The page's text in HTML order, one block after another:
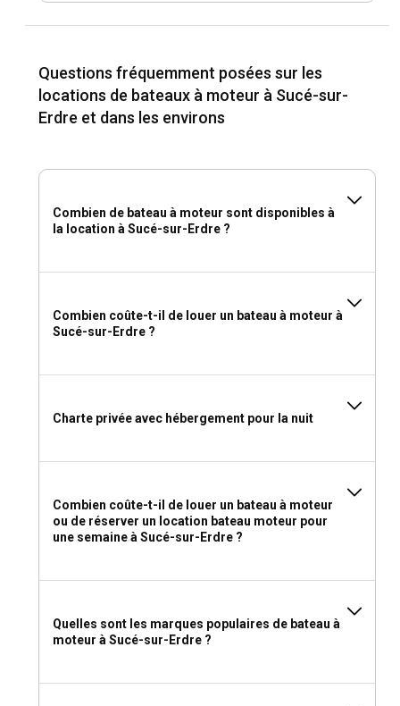
Questions fréquemment posées sur les
locations de bateaux à moteur à Sucé-sur-
Erdre et dans les environs
Combien de bateau à moteur sont disponibles à
la location à Sucé-sur-Erdre ?
Combien coûte-t-il de louer un bateau à moteur à
Sucé-sur-Erdre ?
Charte privée avec hébergement pour la nuit
Combien coûte-t-il de louer un bateau à moteur
ou de réserver un location bateau moteur pour
une semaine à Sucé-sur-Erdre ?
Quelles sont les marques populaires de bateau à
moteur à Sucé-sur-Erdre ?